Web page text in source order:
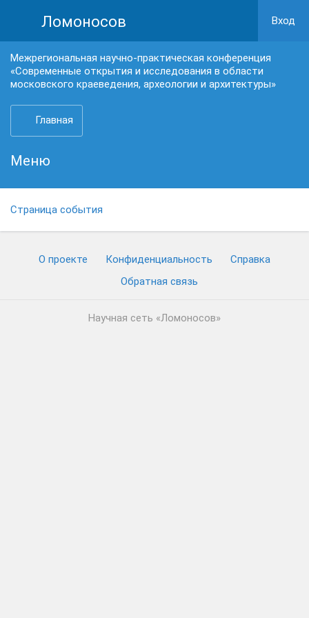
Ломоносов Вход
Межрегиональная научно-практическая конференция
«Современные открытия и исследования в области
московского краеведения, археологии и архитектуры»
Главная
Меню
Страница события
О проекте Конфиденциальность
Cправка
Обратная связь
Научная сеть «Ломоносов»